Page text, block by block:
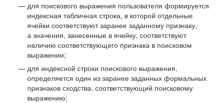
для поискового выражения пользователя формируется
индексная табличная строка, в которой отдельные
ячейки соответствуют заранее заданному признаку,
а значения, занесенные в ячейку, соответствуют
наличию соответствующего признака в поисковом
выражении;
для индексной строки поискового выражения,
определяется один из заранее заданных формальных
признаков сходства, соответствующий поисковому
выражению;